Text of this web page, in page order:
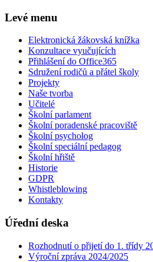
Levé menu
Elektronická žákovská knížka
Konzultace vyučujících
Přihlášení do Office365
Sdružení rodičů a přátel školy
Projekty
Naše tvorba
Učitelé
Školní parlament
Školní poradenské pracoviště
Školní psycholog
Školní speciální pedagog
Školní hřiště
Historie
GDPR
Whistleblowing
Kontakty
Úřední deska
Rozhodnutí o přijetí do 1. třídy
Výroční zpráva 2024/2025